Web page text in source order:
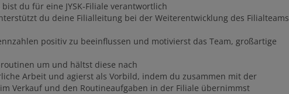
du für eine JYSK-Filiale verantwortlich
du deine Filialleitung bei der Weiterentwicklung des Filialteams
positiv zu beeinflussen und motivierst das Team, großartige
um und hältst diese nach
Arbeit und agierst als Vorbild, indem du zusammen mit der
Verkauf und den Routineaufgaben in der Filiale übernimmst